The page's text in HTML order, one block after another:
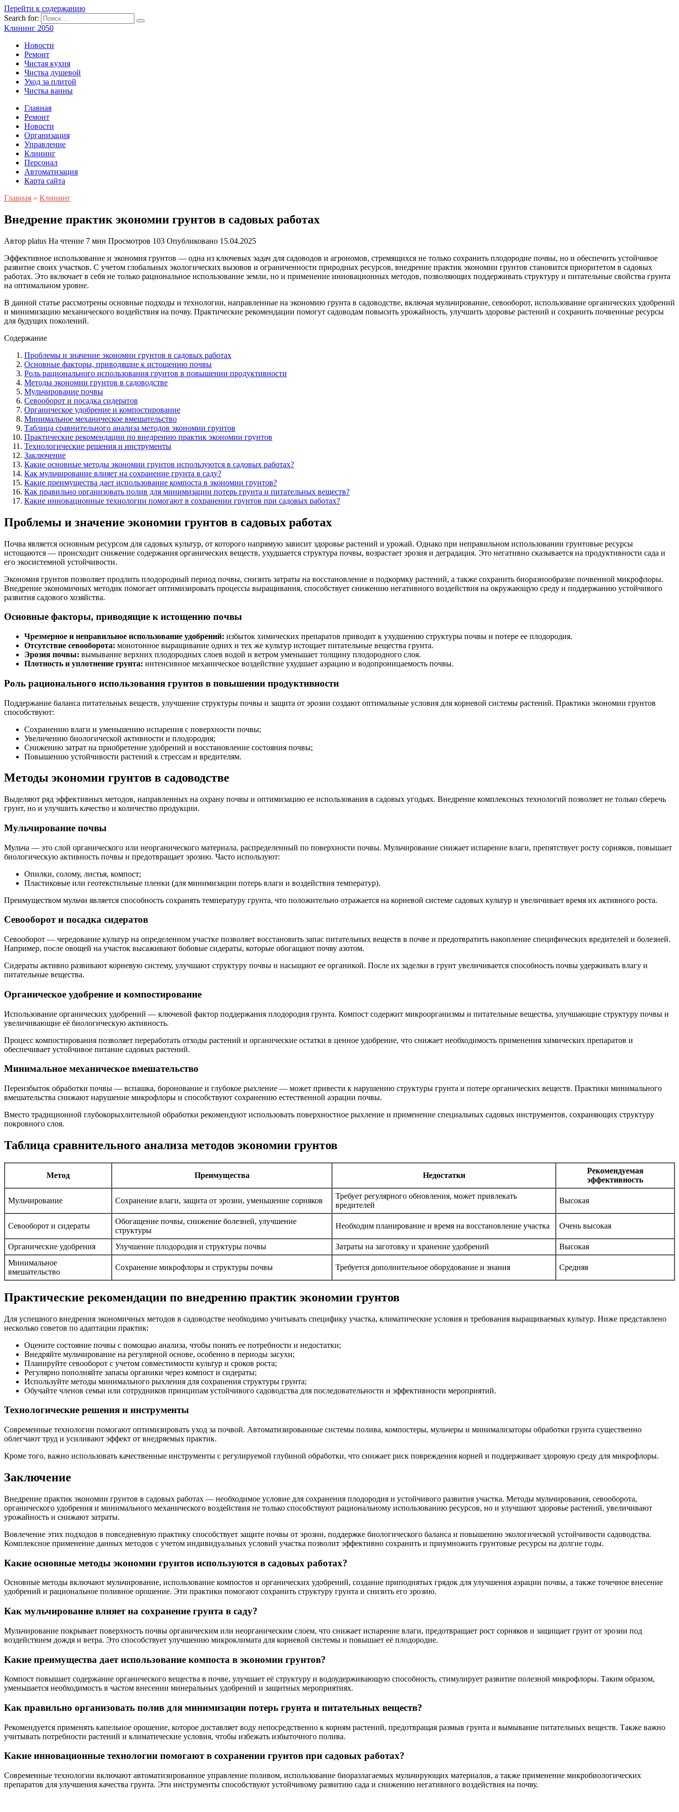
Перейти к содержанию
Search for:
Клининг 2050
Новости
Ремонт
Чистая кухня
Чистка душевой
Уход за плитой
Чистка ванны
Главная
Ремонт
Новости
Организация
Управление
Клининг
Персонал
Автоматизация
Карта сайта
Главная » Клининг
Внедрение практик экономии грунтов в садовых работах
Автор platus На чтение 7 мин Просмотров 103 Опубликовано 15.04.2025
Эффективное использование и экономия грунтов — одна из ключевых задач для садоводов и агрономов, стремящихся не только сохранить плодородие почвы, но и обеспечить устойчивое
развитие своих участков. С учетом глобальных экологических вызовов и ограниченности природных ресурсов, внедрение практик экономии грунтов становится приоритетом в садовых
работах. Это включает в себя не только рациональное использование земли, но и применение инновационных методов, позволяющих поддерживать структуру и питательные свойства грунта
на оптимальном уровне.
В данной статье рассмотрены основные подходы и технологии, направленные на экономию грунта в садоводстве, включая мульчирование, севооборот, использование органических удобрений
и минимизацию механического воздействия на почву. Практические рекомендации помогут садоводам повысить урожайность, улучшить здоровье растений и сохранить почвенные ресурсы
для будущих поколений.
Содержание
Проблемы и значение экономии грунтов в садовых работах
Основные факторы, приводящие к истощению почвы
Роль рационального использования грунтов в повышении продуктивности
Методы экономии грунтов в садоводстве
Мульчирование почвы
Севооборот и посадка сидератов
Органическое удобрение и компостирование
Минимальное механическое вмешательство
Таблица сравнительного анализа методов экономии грунтов
Практические рекомендации по внедрению практик экономии грунтов
Технологические решения и инструменты
Заключение
Какие основные методы экономии грунтов используются в садовых работах?
Как мульчирование влияет на сохранение грунта в саду?
Какие преимущества дает использование компоста в экономии грунтов?
Как правильно организовать полив для минимизации потерь грунта и питательных веществ?
Какие инновационные технологии помогают в сохранении грунтов при садовых работах?
Проблемы и значение экономии грунтов в садовых работах
Почва является основным ресурсом для садовых культур, от которого напрямую зависит здоровье растений и урожай. Однако при неправильном использовании грунтовые ресурсы
истощаются — происходит снижение содержания органических веществ, ухудшается структура почвы, возрастает эрозия и деградация. Это негативно сказывается на продуктивности сада и
его экосистемной устойчивости.
Экономия грунтов позволяет продлить плодородный период почвы, снизить затраты на восстановление и подкормку растений, а также сохранить биоразнообразие почвенной микрофлоры.
Внедрение экономичных методик помогает оптимизировать процессы выращивания, способствует снижению негативного воздействия на окружающую среду и поддержанию устойчивого
развития садового хозяйства.
Основные факторы, приводящие к истощению почвы
Чрезмерное и неправильное использование удобрений: избыток химических препаратов приводит к ухудшению структуры почвы и потере ее плодородия.
Отсутствие севооборота: монотонное выращивание одних и тех же культур истощает питательные вещества грунта.
Эрозия почвы: вымывание верхних плодородных слоев водой и ветром уменьшает толщину плодородного слоя.
Плотность и уплотнение грунта: интенсивное механическое воздействие ухудшает аэрацию и водопроницаемость почвы.
Роль рационального использования грунтов в повышении продуктивности
Поддержание баланса питательных веществ, улучшение структуры почвы и защита от эрозии создают оптимальные условия для корневой системы растений. Практики экономии грунтов
способствуют:
Сохранению влаги и уменьшению испарения с поверхности почвы;
Увеличению биологической активности и плодородия;
Снижению затрат на приобретение удобрений и восстановление состояния почвы;
Повышению устойчивости растений к стрессам и вредителям.
Методы экономии грунтов в садоводстве
Выделяют ряд эффективных методов, направленных на охрану почвы и оптимизацию ее использования в садовых угодьях. Внедрение комплексных технологий позволяет не только сберечь
грунт, но и улучшить качество и количество продукции.
Мульчирование почвы
Мульча — это слой органического или неорганического материала, распределенный по поверхности почвы. Мульчирование снижает испарение влаги, препятствует росту сорняков, повышает
биологическую активность почвы и предотвращает эрозию. Часто используют:
Опилки, солому, листья, компост;
Пластиковые или геотекстильные пленки (для минимизации потерь влаги и воздействия температур).
Преимуществом мульчи является способность сохранять температуру грунта, что положительно отражается на корневой системе садовых культур и увеличивает время их активного роста.
Севооборот и посадка сидератов
Севооборот — чередование культур на определенном участке позволяет восстановить запас питательных веществ в почве и предотвратить накопление специфических вредителей и болезней.
Например, после овощей на участок высаживают бобовые сидераты, которые обогащают почву азотом.
Сидераты активно развивают корневую систему, улучшают структуру почвы и насыщают ее органикой. После их заделки в грунт увеличивается способность почвы удерживать влагу и
питательные вещества.
Органическое удобрение и компостирование
Использование органических удобрений — ключевой фактор поддержания плодородия грунта. Компост содержит микроорганизмы и питательные вещества, улучшающие структуру почвы и
увеличивающие её биологическую активность.
Процесс компостирования позволяет переработать отходы растений и органические остатки в ценное удобрение, что снижает необходимость применения химических препаратов и
обеспечивает устойчивое питание садовых растений.
Минимальное механическое вмешательство
Переизбыток обработки почвы — вспашка, боронование и глубокое рыхление — может привести к нарушению структуры грунта и потере органических веществ. Практики минимального
вмешательства снижают нарушение микрофлоры и способствуют сохранению естественной аэрации почвы.
Вместо традиционной глубокорыхлительной обработки рекомендуют использовать поверхностное рыхление и применение специальных садовых инструментов, сохраняющих структуру
покровного слоя.
Таблица сравнительного анализа методов экономии грунтов
Метод Преимущества Недостатки
Рекомендуемая
эффективность
Мульчирование Сохранение влаги, защита от эрозии, уменьшение сорняков
Требует регулярного обновления, может привлекать
вредителей
Высокая
Севооборот и сидераты
Обогащение почвы, снижение болезней, улучшение
структуры
Необходим планирование и время на восстановление участка Очень высокая
Органические удобрения Улучшение плодородия и структуры почвы Затраты на заготовку и хранение удобрений
Высокая
Минимальное
вмешательство
Сохранение микрофлоры и структуры почвы Требуется дополнительное оборудование и знания Средняя
Практические рекомендации по внедрению практик экономии грунтов
Для успешного внедрения экономичных методов в садоводстве необходимо учитывать специфику участка, климатические условия и требования выращиваемых культур. Ниже представлено
несколько советов по адаптации практик:
Оцените состояние почвы с помощью анализа, чтобы понять ее потребности и недостатки;
Внедряйте мульчирование на регулярной основе, особенно в периоды засухи;
Планируйте севооборот с учетом совместимости культур и сроков роста;
Регулярно пополняйте запасы органики через компост и сидераты;
Используйте методы минимального рыхления для сохранения структуры грунта;
Обучайте членов семьи или сотрудников принципам устойчивого садоводства для последовательности и эффективности мероприятий.
Технологические решения и инструменты
Современные технологии помогают оптимизировать уход за почвой. Автоматизированные системы полива, компостеры, мульчеры и минимализаторы обработки грунта существенно
облегчают труд и усиливают эффект от внедряемых практик.
Кроме того, важно использовать качественные инструменты с регулируемой глубиной обработки, что снижает риск повреждения корней и поддерживает здоровую среду для микрофлоры.
Заключение
Внедрение практик экономии грунтов в садовых работах — необходимое условие для сохранения плодородия и устойчивого развития участка. Методы мульчирования, севооборота,
органического удобрения и минимального механического воздействия не только способствуют рациональному использованию ресурсов, но и улучшают здоровье растений, увеличивают
урожайность и снижают затраты.
Вовлечение этих подходов в повседневную практику способствует защите почвы от эрозии, поддержке биологического баланса и повышению экологической устойчивости садоводства.
Комплексное применение данных методов с учетом индивидуальных условий участка позволит эффективно сохранить и приумножить грунтовые ресурсы на долгие годы.
Какие основные методы экономии грунтов используются в садовых работах?
Основные методы включают мульчирование, использование компостов и органических удобрений, создание приподнятых грядок для улучшения аэрации почвы, а также точечное внесение
удобрений и рациональное поливное орошение. Эти практики помогают сохранить структуру грунта и снизить его эрозию.
Как мульчирование влияет на сохранение грунта в саду?
Мульчирование покрывает поверхность почвы органическим или неорганическим слоем, что снижает испарение влаги, предотвращает рост сорняков и защищает грунт от эрозии под
воздействием дождя и ветра. Это способствует улучшению микроклимата для корневой системы и повышает её плодородие.
Какие преимущества дает использование компоста в экономии грунтов?
Компост повышает содержание органического вещества в почве, улучшает её структуру и водоудерживающую способность, стимулирует развитие полезной микрофлоры. Таким образом,
уменьшается необходимость в частом внесении минеральных удобрений и защитных мероприятиях.
Как правильно организовать полив для минимизации потерь грунта и питательных веществ?
Рекомендуется применять капельное орошение, которое доставляет воду непосредственно к корням растений, предотвращая размыв грунта и вымывание питательных веществ. Также важно
учитывать потребности растений и климатические условия, чтобы избежать избыточного полива.
Какие инновационные технологии помогают в сохранении грунтов при садовых работах?
Современные технологии включают автоматизированное управление поливом, использование биоразлагаемых мульчирующих материалов, а также применение микробиологических
препаратов для улучшения качества грунта. Эти инструменты способствуют устойчивому развитию сада и снижению негативного воздействия на почву.